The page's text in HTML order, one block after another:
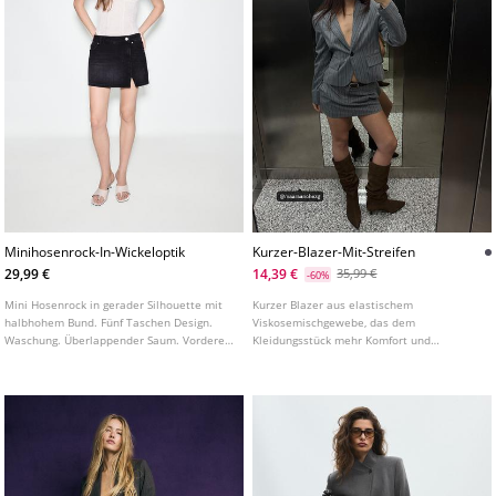
Minihosenrock-In-Wickeloptik
29,99 €
Mini Hosenrock in gerader Silhouette mit
halbhohem Bund. Fünf Taschen Design.
Waschung. Überlappender Saum. Vorderer
Kurzer-Blazer-Mit-Streifen
14,39 €
-60% 35,99 €
Kurzer Blazer aus elastischem
Viskosemischgewebe, das dem
Kleidungsstück mehr Komfort und
Abschluss. Paspeltaschen mit Patte vorne.
Knopfverschluss vorne.